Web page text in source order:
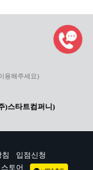
용해주세요)
)스타트컴퍼니)
입점신청
토어